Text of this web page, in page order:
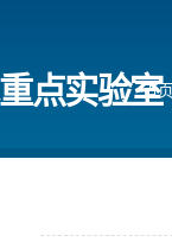
点实验室
首页